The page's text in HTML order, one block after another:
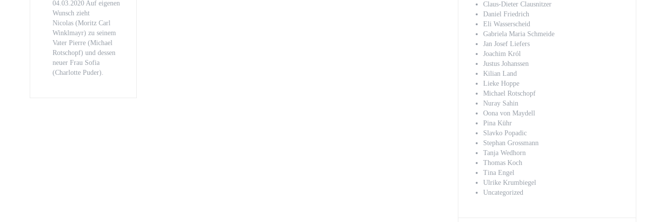
04.03.2020 Auf eigenen
Wunsch zieht
Nicolas (Moritz Carl
Winklmayr) zu seinem
Vater Pierre (Michael
Rotschopf) und dessen
neuer Frau Sofia
(Charlotte Puder).
Claus-Dieter Clausnitzer
Daniel Friedrich
Eli Wasserscheid
Gabriela Maria Schmeide
Jan Josef Liefers
Joachim Król
Justus Johanssen
Kilian Land
Lieke Hoppe
Michael Rotschopf
Nuray Sahin
Oona von Maydell
Pina Kühr
Slavko Popadic
Stephan Grossmann
Tanja Wedhorn
Thomas Koch
Tina Engel
Ulrike Krumbiegel
Uncategorized